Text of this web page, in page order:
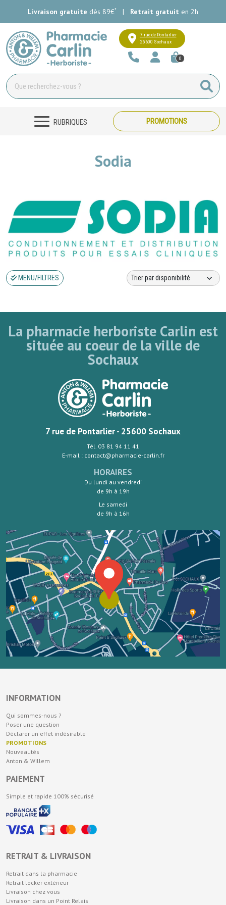
Livraison gratuite dès 89€* | Retrait gratuit en 2h
Pharmacie Carlin Votre
7 rue de Pontarlier
25600 Sochaux
0
RUBRIQUES PROMOTIONS
Sodia
MENU/FILTRES
La pharmacie herboriste Carlin est
située au coeur de la ville de
Sochaux
7 rue de Pontarlier - 25600 Sochaux
Tél. 03 81 94 11 41
E-mail : contact@pharmacie-carlin.fr
HORAIRES
Du lundi au vendredi
de 9h à 19h
Le samedi
de 9h à 16h
INFORMATION
Qui sommes-nous ?
Poser une question
Déclarer un effet indésirable
PROMOTIONS
Nouveautés
Anton & Willem
PAIEMENT
Simple et rapide 100% sécurisé
RETRAIT & LIVRAISON
Retrait dans la pharmacie
Retrait locker extérieur
Livraison chez vous
Livraison dans un Point Relais